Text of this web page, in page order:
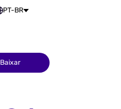
PT-BR
Baixar